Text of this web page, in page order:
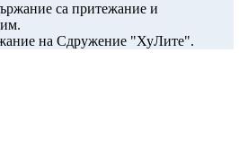
са притежание и
на Сдружение "ХуЛите".